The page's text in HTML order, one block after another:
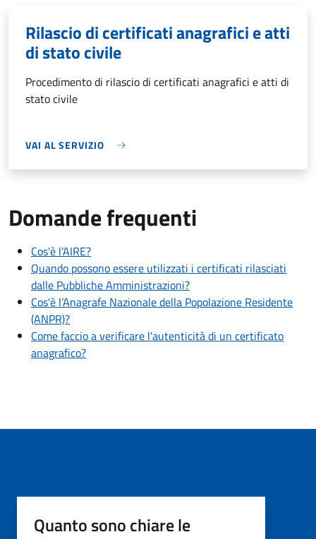
Rilascio di certificati anagrafici e atti
di stato civile
Procedimento di rilascio di certificati anagrafici e atti di
stato civile
VAI AL SERVIZIO
Domande frequenti
Cos'è l'AIRE?
Quando possono essere utilizzati i certificati rilasciati
dalle Pubbliche Amministrazioni?
Cos'è l’Anagrafe Nazionale della Popolazione Residente
(ANPR)?
Come faccio a verificare l'autenticità di un certificato
anagrafico?
Quanto sono chiare le